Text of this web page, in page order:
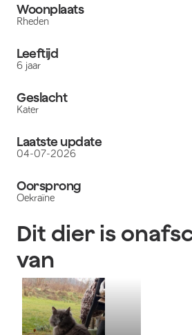
Woonplaats
Rheden
Leeftijd
6 jaar
Geslacht
Kater
Laatste update
04-07-2026
Oorsprong
Oekraïne
Dit dier is
van